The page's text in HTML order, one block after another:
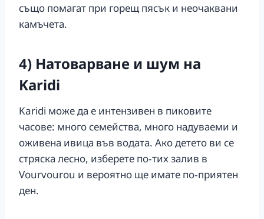
също помагат при горещ пясък и неочаквани
камъчета.
4) Натоварване и шум на
Karidi
Karidi може да е интензивен в пиковите
часове: много семейства, много надуваеми и
оживена ивица във водата. Ако детето ви се
стряска лесно, изберете по‑тих залив в
Vourvourou и вероятно ще имате по‑приятен
ден.